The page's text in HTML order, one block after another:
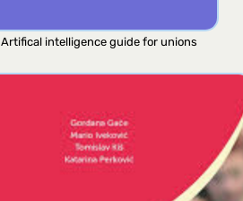
Artifical intelligence guide for unions